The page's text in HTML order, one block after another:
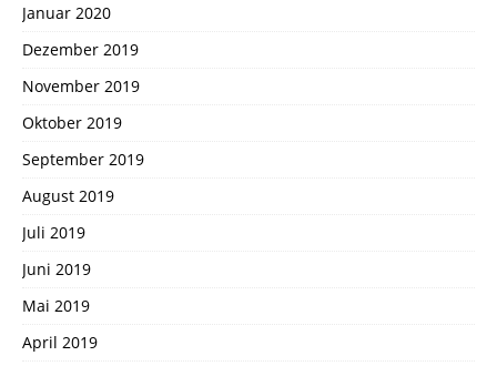
Januar 2020
Dezember 2019
November 2019
Oktober 2019
September 2019
August 2019
Juli 2019
Juni 2019
Mai 2019
April 2019